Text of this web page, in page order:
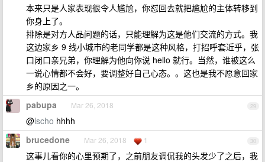
本来只是人家表现很令人尴尬，你怼回去就把尴尬的主体转移到
你身上了。
排除是对方人品问题的话，只能理解为这是他们交流的方式。我
这边家乡 9 线小城市的老同学都是这种风格，打招呼套近乎，张
口闭口亲兄弟，你理解为他向你说 hello 就行。当然，谁被这么
一说心情都不会好，要调整好自己心态。。这也是我不愿意回家
乡的原因之一。
29
pabupa Mar 26, 2018
@lscho hhhh
30
brucedone Mar 26, 2018 1
这事儿看你的心里预期了，之前朋友调侃我的头发少了之后，我